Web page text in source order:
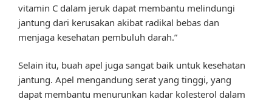
vitamin C dalam jeruk dapat membantu melindungi
jantung dari kerusakan akibat radikal bebas dan
menjaga kesehatan pembuluh darah.”
Selain itu, buah apel juga sangat baik untuk kesehatan
jantung. Apel mengandung serat yang tinggi, yang
dapat membantu menurunkan kadar kolesterol dalam